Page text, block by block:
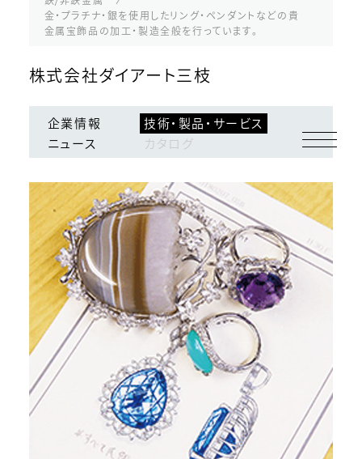
技術・製品・サービス
会員登録
金・プラチナ・銀を使用したリング・ペンダントなどの貴
金属宝飾品の加工・製造全般を行っています。
株式会社ダイアート三枝
企業情報
技術・製品・サービス
ニュース
カタログ